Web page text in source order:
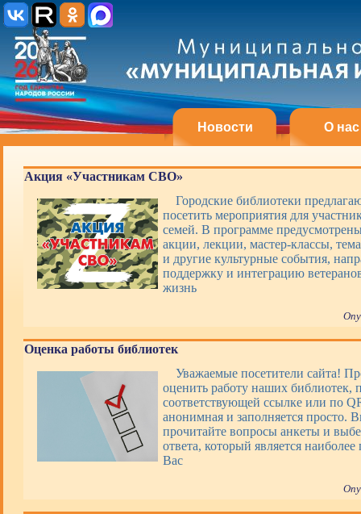
Новости О нас
Акция «Участникам СВО»
Городские библиотеки
посетить мероприятия для
семей. В программе
акции, лекции, мастер-классы,
и другие культурные события,
поддержку и интеграцию
жизнь
Оценка работы библиотек
Уважаемые посетители сайта!
оценить работу наших библиотек,
соответствующей ссылке или по
анонимная и заполняется просто.
прочитайте вопросы анкеты и
ответа, который является
Вас